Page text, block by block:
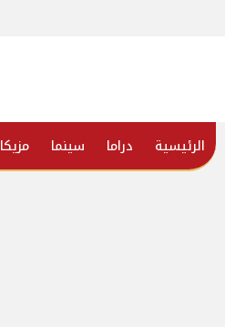
الرئيسية دراما سينما مزيكا